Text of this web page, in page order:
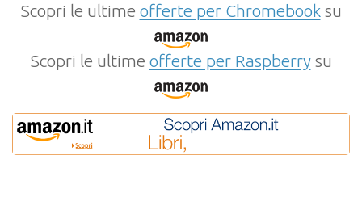
Scopri le ultime offerte per Chromebooksu
Scopri le ultime offerte per Raspberrysu